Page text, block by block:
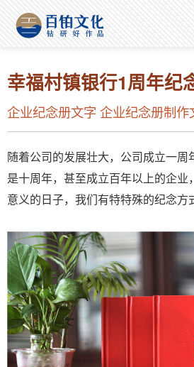
幸福村镇银行1周年纪
企业纪念册文字 企业纪念册制作
随着公司的发展壮大，公司成立一周
是十周年，甚至成立百年以上的企业
意义的日子，我们有特特殊的纪念方